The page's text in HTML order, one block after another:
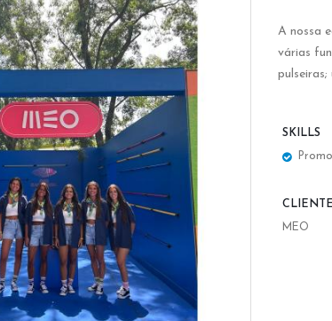
A nossa
várias
SKILLS
CLIENTE
MEO